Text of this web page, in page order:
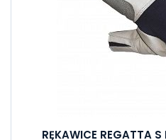
RĘKAWICE REGATTA